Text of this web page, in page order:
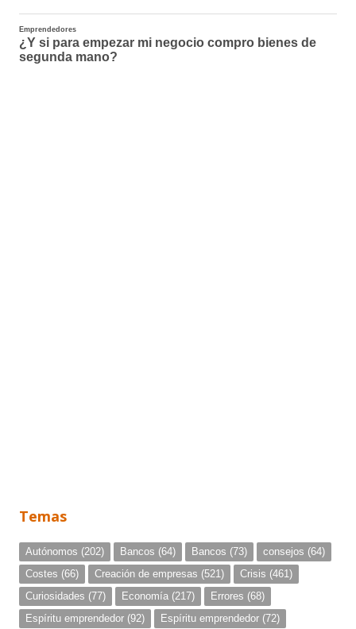
Temas
Autónomos (202) Bancos (64) Bancos (73) consejos (64)
Costes (66) Creación de empresas (521) Crisis (461)
Curiosidades (77) Economía (217) Errores (68)
Espíritu emprendedor (92) Espíritu emprendedor (72)